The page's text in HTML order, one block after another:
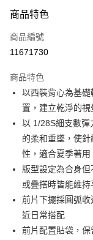
信用卡一次付款
信用卡分期付款
合作金庫商業銀行
華南商業銀行
上海商業儲蓄銀行
國泰世華商業銀行
臺灣中小企業銀行
匯豐（台灣）商業銀行
聯邦商業銀行
元大商業銀行
玉山商業銀行
台新國際商業銀行
台灣樂天信用卡公司
6 期 0 利率 每期
華南商業銀行
上海商業儲蓄銀行
國泰世華商業銀行
臺灣中小企業銀行
匯豐（台灣）商業銀
聯邦商業銀行
元大商業銀行
玉山商業銀行
台新國際商業銀行
台灣樂天信用卡公司
LINE Pay
Apple Pay
街口支付
悠遊付
Google Pay
全盈+PAY
商品特色
商品編號
11671730
商品特色
以西裝背心為基
置，建立乾淨的視
以 1/28S細支數彈
的柔和垂墜，使
性，適合夏季著用
版型設定為合身
或疊搭時皆能維持
前片下擺採圓弧
近日常搭配
前片配置貼袋，